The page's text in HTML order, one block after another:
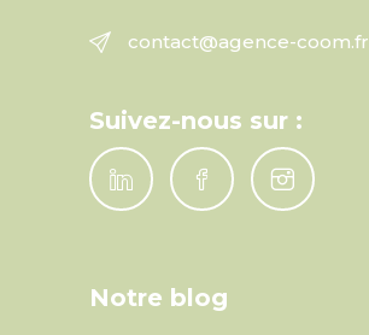
contact@agence-coom.fr
Suivez-nous sur :
Notre blog